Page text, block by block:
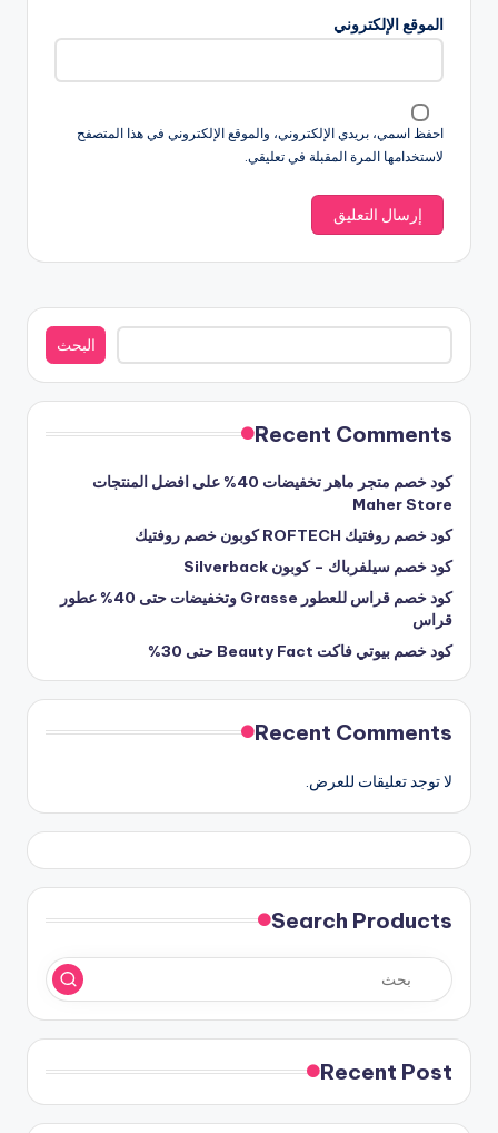
الموقع الإلكتروني
احفظ اسمي، بريدي الإلكتروني، والموقع الإلكتروني في هذا المتصفح
لاستخدامها المرة المقبلة في تعليقي.
البحث
البحث
Recent Comments
كود خصم متجر ماهر تخفيضات 40% على افضل المنتجات
Maher Store
كود خصم روفتيك ROFTECH كوبون خصم روفتيك
كود خصم سيلفرباك – كوبون Silverback
كود خصم قراس للعطور Grasse وتخفيضات حتى 40% عطور
قراس
كود خصم بيوتي فاكت Beauty Fact حتى 30%
Recent Comments
لا توجد تعليقات للعرض.
Search Products
Recent Post